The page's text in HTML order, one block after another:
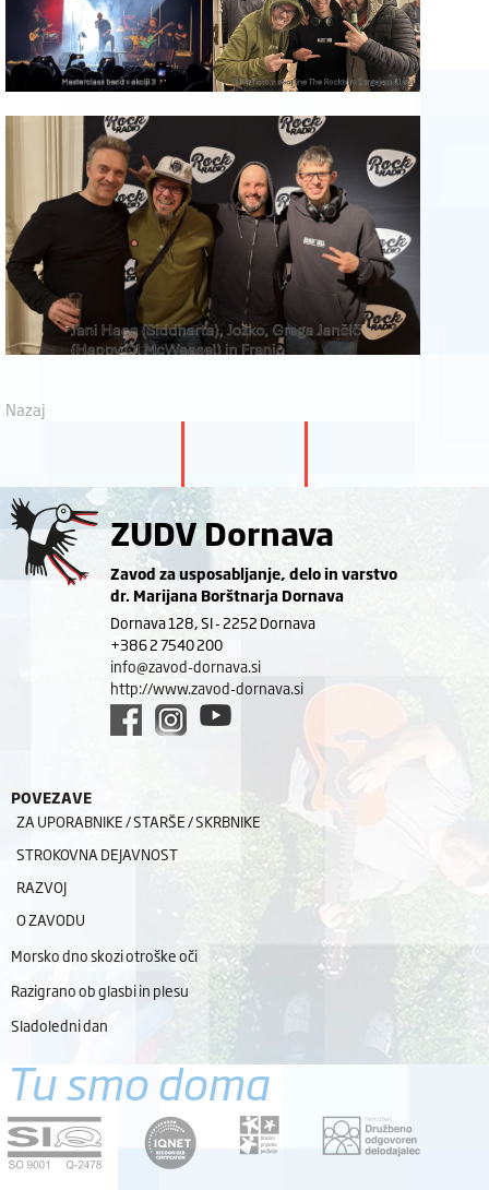
Nazaj
ZUDV Dornava
Zavod za usposabljanje, delo in varstvo
dr. Marijana Borštnarja Dornava
Dornava 128, SI - 2252 Dornava
+386 2 7540 200
info@zavod-dornava.si
http://www.zavod-dornava.si
POVEZAVE
ZA UPORABNIKE / STARŠE / SKRBNIKE
STROKOVNA DEJAVNOST
RAZVOJ
O ZAVODU
Morsko dno skozi otroške oči
Razigrano ob glasbi in plesu
Sladoledni dan
Tu smo doma